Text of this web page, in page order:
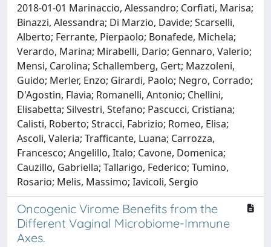
2018-01-01 Marinaccio, Alessandro; Corfiati, Marisa;
Binazzi, Alessandra; Di Marzio, Davide; Scarselli,
Alberto; Ferrante, Pierpaolo; Bonafede, Michela;
Verardo, Marina; Mirabelli, Dario; Gennaro, Valerio;
Mensi, Carolina; Schallemberg, Gert; Mazzoleni,
Guido; Merler, Enzo; Girardi, Paolo; Negro, Corrado;
D'Agostin, Flavia; Romanelli, Antonio; Chellini,
Elisabetta; Silvestri, Stefano; Pascucci, Cristiana;
Calisti, Roberto; Stracci, Fabrizio; Romeo, Elisa;
Ascoli, Valeria; Trafficante, Luana; Carrozza,
Francesco; Angelillo, Italo; Cavone, Domenica;
Cauzillo, Gabriella; Tallarigo, Federico; Tumino,
Rosario; Melis, Massimo; Iavicoli, Sergio
Oncogenic Virome Benefits from the
Different Vaginal Microbiome-Immune
Axes.